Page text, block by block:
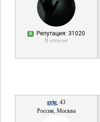
А Репутация: 31020
В отпуске
grig, 43
Россия, Москва